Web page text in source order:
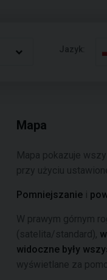
Jazyk:
Mapa
Mapa pokazuje
przy użyciu
Pomniejszanie i
W prawym górnym
(satelita/standard),
widoczne były
wyświetlane za